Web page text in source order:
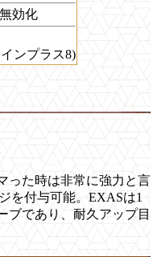
効化
ンプラス8)
った時は非常に強力と言
を付与可能。EXASは1
ブであり、耐久アップ目